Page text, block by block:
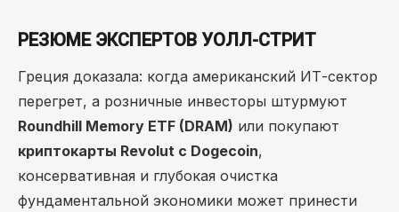
РЕЗЮМЕ ЭКСПЕРТОВ УОЛЛ-СТРИТ
Греция доказала: когда американский ИТ-сектор
перегрет, а розничные инвесторы штурмуют
Roundhill Memory ETF (DRAM) или покупают
криптокарты Revolut с Dogecoin,
консервативная и глубокая очистка
фундаментальной экономики может принести